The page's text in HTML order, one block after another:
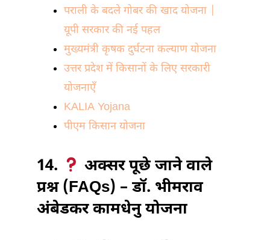
पराली के बदले गोबर की खाद योजना |
यूपी सरकार की नई पहल
मुख्यमंत्री कृषक दुर्घटना कल्याण योजना
उत्तर प्रदेश में किसानों के लिए सरकारी
योजनाएँ
KALIA Yojana
पीएम किसान योजना
14.
अक्सर पूछे जाने वाले
प्रश्न (FAQs) – डॉ. भीमराव
अंबेडकर कामधेनु योजना